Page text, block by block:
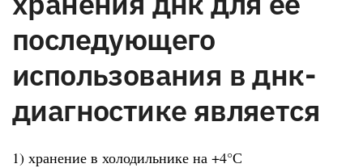
последующего
использования в днк-
диагностике является
1) хранение в холодильнике на +4°С